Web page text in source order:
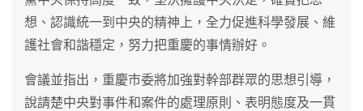
想、認識統一到中央的精神上，全力促進科學發展、維
護社會和諧穩定，努力把重慶的事情辦好。
會議並指出，重慶市委將加強對幹部群眾的思想引導，
說請楚中央對事件和案件的處理原則、表明態度及一貫